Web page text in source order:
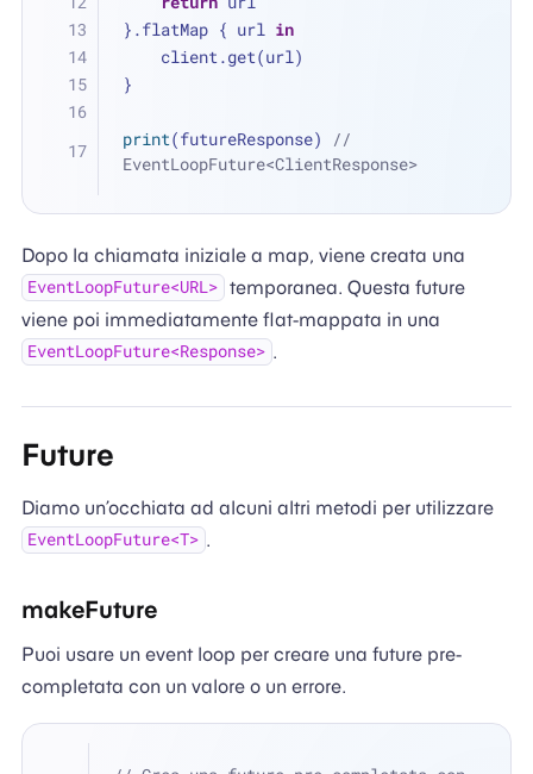
}.flatMap { url in
    client.get(url)
}
print(futureResponse) //
EventLoopFuture<ClientResponse>
Dopo la chiamata iniziale a map, viene creata una
EventLoopFuture<URL> temporanea. Questa future
viene poi immediatamente flat-mappata in una
EventLoopFuture<Response> .
Future
Diamo un’occhiata ad alcuni altri metodi per utilizzare
EventLoopFuture<T> .
makeFuture
Puoi usare un event loop per creare una future pre-
completata con un valore o un errore.